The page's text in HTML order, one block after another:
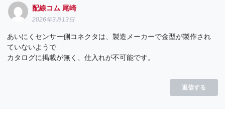
配線コム 尾崎
2026年3月13日
あいにくセンサー側コネクタは、製造メーカーで金型が製作され
ていないようで
カタログに掲載が無く、仕入れが不可能です。
返信する